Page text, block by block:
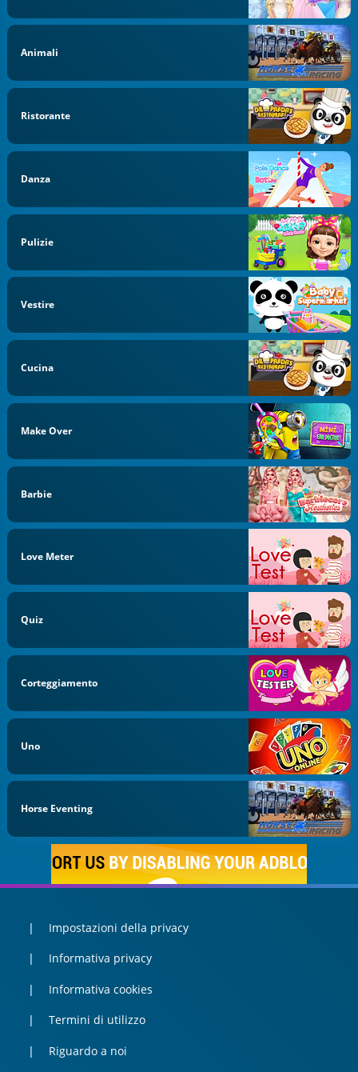
Animali
Ristorante
Danza
Pulizie
Vestire
Cucina
Make Over
Barbie
Love Meter
Quiz
Corteggiamento
Uno
Horse Eventing
Impostazioni della privacy
Informativa privacy
Informativa cookies
Termini di utilizzo
Riguardo a noi